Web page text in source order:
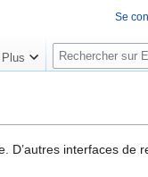
D’autres interfaces de
Se
Plus
R
e
e
r